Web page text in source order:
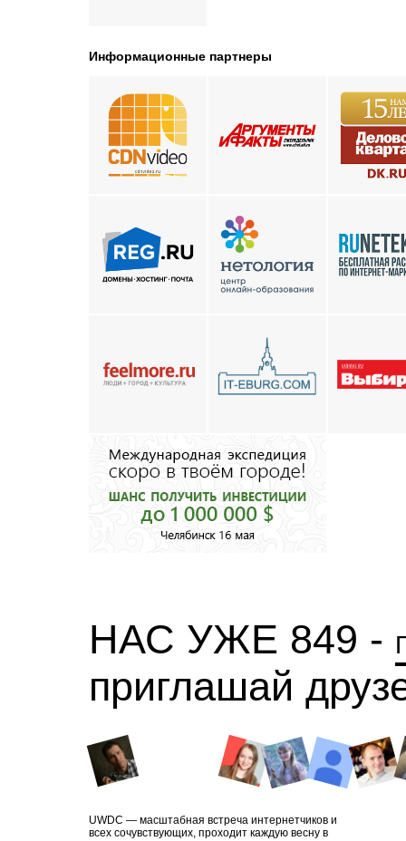
Информационные партнеры
НАС УЖЕ 849 -
приглашай
UWDC — масштабная встреча интернетчиков и
всех сочувствующих, проходит каждую весну в